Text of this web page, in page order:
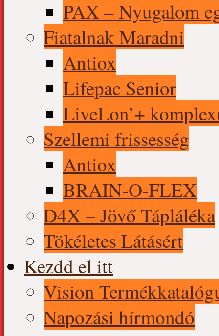
PAX – Nyugalom
Fiatalnak Maradni
Antiox
Lifepac Senior
LiveLon’+
Szellemi frissesség
Antiox
BRAIN-O-FLEX
D4X – Jövő Tápláléka
Tökéletes Látásért
Kezdd el itt
Vision
Napozási hírmondó